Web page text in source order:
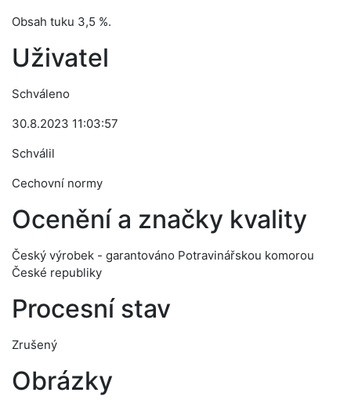
Obsah tuku 3,5 %.
Uživatel
Schváleno
30.8.2023 11:03:57
Schválil
Cechovní normy
Ocenění a značky kvality
Český výrobek - garantováno Potravinářskou komorou
České republiky
Procesní stav
Zrušený
Obrázky